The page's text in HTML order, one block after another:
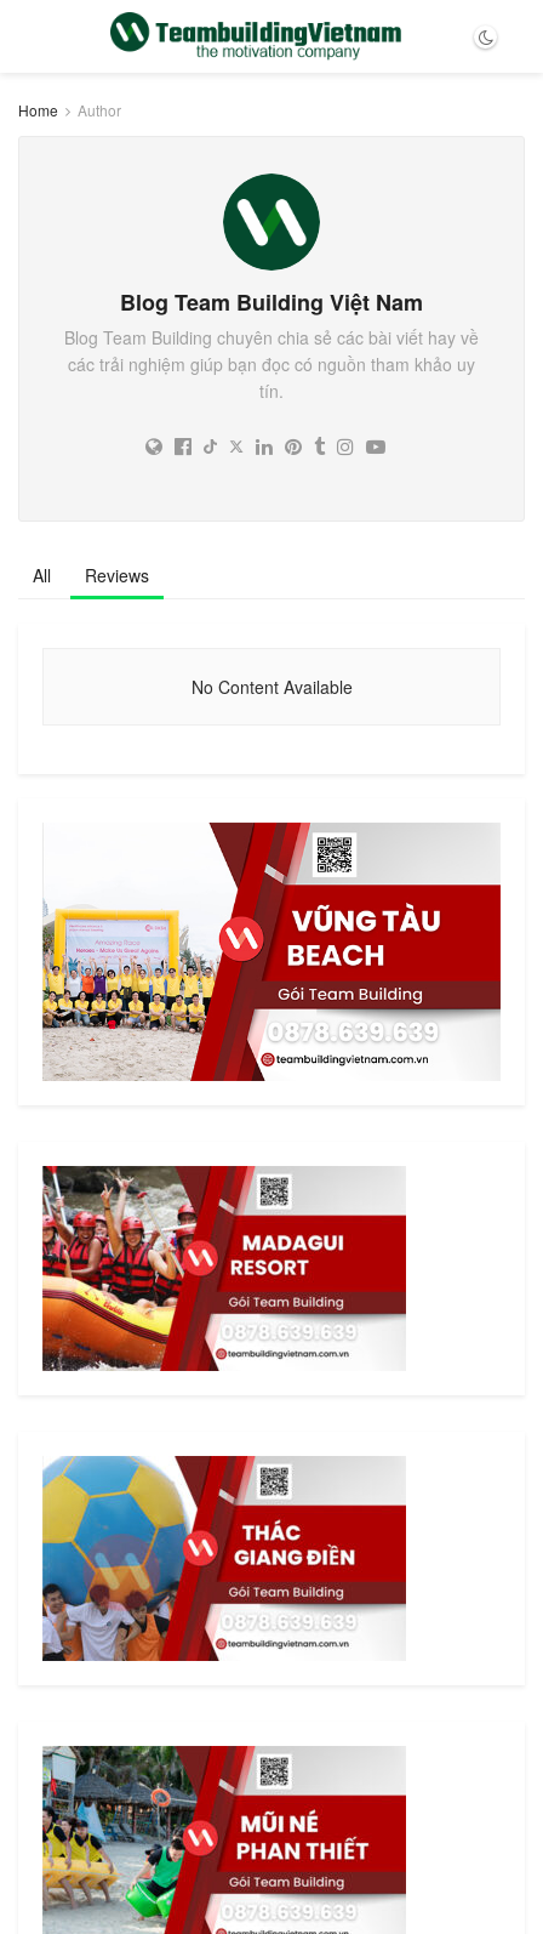
Home Author
Blog Team Building Việt Nam
Blog Team Building chuyên chia sẻ các bài viết hay về
các trải nghiệm giúp bạn đọc có nguồn tham khảo uy
tín.
All Reviews
No Content Available